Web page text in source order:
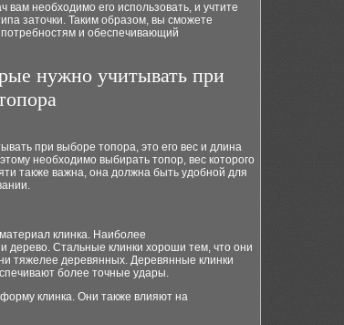
необходимо его использовать, и учтите
заточки. Таким образом, вы сможете
и обеспечивающий
нужно учитывать при
при выборе топора, это его вес и длина
необходимо выбирать топор, вес которого
также важна, она должна быть удобной для
клинка. Наиболее
дерево. Стальные клинки хороши тем, что они
тяжелее деревянных. Деревянные клинки
более точные удары.
клинка. Они также влияют на